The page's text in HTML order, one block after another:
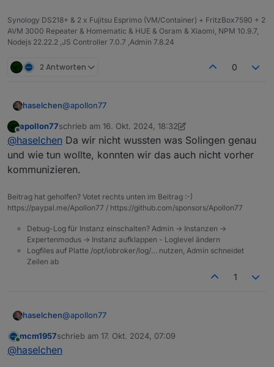
Synology DS218+ & 2 x Fujitsu Esprimo (VM/Container) + FritzBox7590 + 2
AVM 3000 Repeater & Homematic & HUE & Osram & Xiaomi, NPM 10.9.7,
Nodejs 22.22.2 ,JS Controller 7.0.7 ,Admin 7.8.24
2 Antworten 0
haselchen@apollon77
Ist ja auch alles bis zu einem gewissen Punkt okay.
Und zwar bis zu dem, wo es von Anfang an
vielleicht kommuniziert wird, dass es eine
Verlosung nochmal geben wird.
Und nicht ein Post mit einem Link ohne Infos dazu.
ein paar User gibt, die Karten suchen und der
Thread mit "ausverkauft" deklariert ist und dann
Offline
apollon77schrieb am 16. Okt. 2024, 18:32
zuletzt editiert von apollon77
@haselchen Da wir nicht wussten was Solingen genau
und wie tun wollte, konnten wir das auch nicht vorher
kommunizieren.
Beitrag hat geholfen? Votet rechts unten im Beitrag :-)
https://paypal.me/Apollon77 / https://github.com/sponsors/Apollon77
Debug-Log für Instanz einschalten? Admin -> Instanzen ->
Expertenmodus -> Instanz aufklappen - Loglevel ändern
Logfiles auf Platte /opt/iobroker/log/… nutzen, Admin schneidet
Zeilen ab
1
haselchen@apollon77
Ist ja auch alles bis zu einem gewissen Punkt okay.
Online
mcm1957schrieb am 17. Okt. 2024, 07:09
zuletzt editiert von
@haselchen